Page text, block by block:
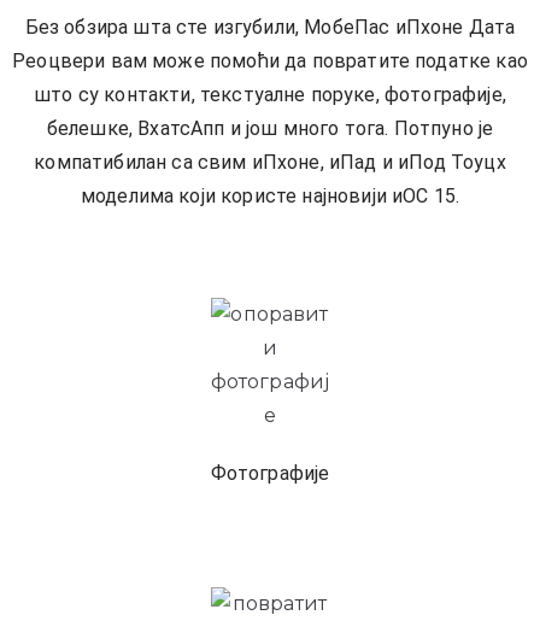
Без обзира шта сте изгубили, МобеПас иПхоне Дата
Реоцвери вам може помоћи да повратите податке као
што су контакти, текстуалне поруке, фотографије,
белешке, ВхатсАпп и још много тога. Потпуно је
компатибилан са свим иПхоне, иПад и иПод Тоуцх
моделима који користе најновији иОС 15.
Фотографије